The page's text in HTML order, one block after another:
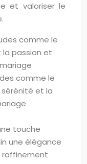
et valoriser le
comme le
la passion et
comme le
et la
touche
une élégance
raffinement